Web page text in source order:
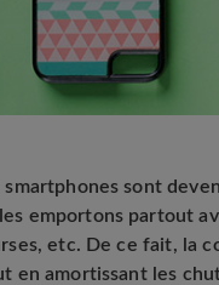
smartphones sont
emportons partout
etc. De ce fait, la
en amortissant les